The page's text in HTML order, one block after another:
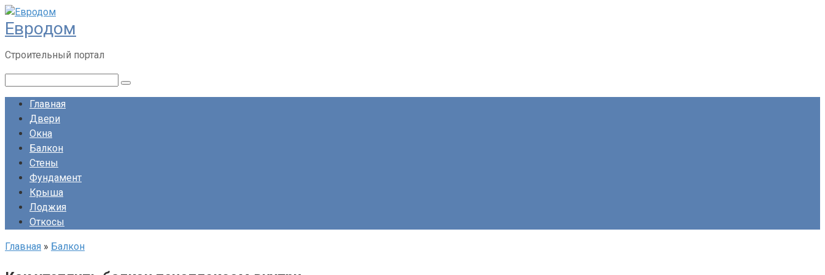
Перейти
к
контенту
Евродом
Строительный портал
Главная
Двери
Окна
Балкон
Стены
Фундамент
Крыша
Лоджия
Откосы
Главная » Балкон